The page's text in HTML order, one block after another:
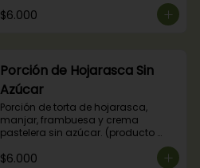
$6.000
Porción de Hojarasca Sin
Azúcar
Porción de torta de hojarasca,
manjar, frambuesa y crema
pastelera sin azúcar. (producto
$6.000